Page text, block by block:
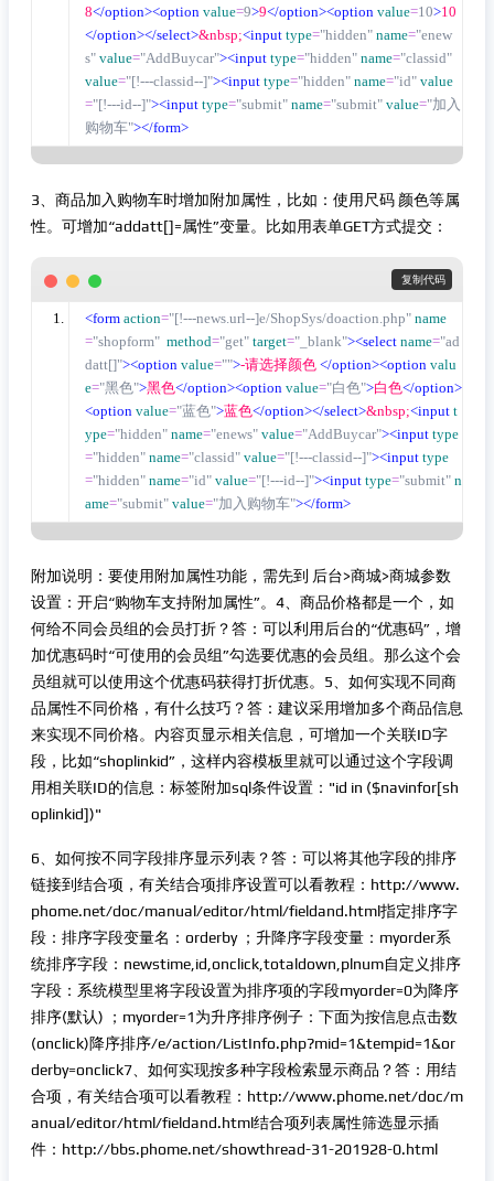
8</option><option value=9>9</option><option value=10>10
</option></select>&nbsp;<input type="hidden" name="enew
s" value="AddBuycar"><input type="hidden" name="classid"
value="[!---classid--]"><input type="hidden" name="id" value
="[!---id--]"><input type="submit" name="submit" value="加入
购物车"></form>
3、商品加入购物车时增加附加属性，比如：使用尺码 颜色等属
性。可增加“addatt[]=属性”变量。比如用表单GET方式提交：
复制代码
<form action="[!---news.url--]e/ShopSys/doaction.php" name
="shopform" method="get" target="_blank"><select name="ad
datt[]"><option value="">-请选择颜色 </option><option valu
e="黑色">黑色</option><option value="白色">白色</option>
<option value="蓝色">蓝色</option></select>&nbsp;<input t
ype="hidden" name="enews" value="AddBuycar"><input type
="hidden" name="classid" value="[!---classid--]"><input type
="hidden" name="id" value="[!---id--]"><input type="submit" n
ame="submit" value="加入购物车"></form>
附加说明：要使用附加属性功能，需先到 后台>商城>商城参数
设置：开启“购物车支持附加属性”。4、商品价格都是一个，如
何给不同会员组的会员打折？答：可以利用后台的“优惠码”，增
加优惠码时“可使用的会员组”勾选要优惠的会员组。那么这个会
员组就可以使用这个优惠码获得打折优惠。5、如何实现不同商
品属性不同价格，有什么技巧？答：建议采用增加多个商品信息
来实现不同价格。内容页显示相关信息，可增加一个关联ID字
段，比如“shoplinkid”，这样内容模板里就可以通过这个字段调
用相关联ID的信息：标签附加sql条件设置："id in ($navinfor[sh
oplinkid])"
6、如何按不同字段排序显示列表？答：可以将其他字段的排序
链接到结合项，有关结合项排序设置可以看教程：http://www.
phome.net/doc/manual/editor/html/fieldand.html指定排序字
段：排序字段变量名：orderby ；升降序字段变量：myorder系
统排序字段：newstime,id,onclick,totaldown,plnum自定义排序
字段：系统模型里将字段设置为排序项的字段myorder=0为降序
排序(默认) ；myorder=1为升序排序例子：下面为按信息点击数
(onclick)降序排序/e/action/ListInfo.php?mid=1&tempid=1&or
derby=onclick7、如何实现按多种字段检索显示商品？答：用结
合项，有关结合项可以看教程：http://www.phome.net/doc/m
anual/editor/html/fieldand.html结合项列表属性筛选显示插
件：http://bbs.phome.net/showthread-31-201928-0.html